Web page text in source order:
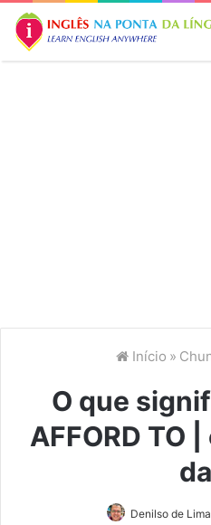
Início »
O que
AFFORD TO
Denilso de Lima